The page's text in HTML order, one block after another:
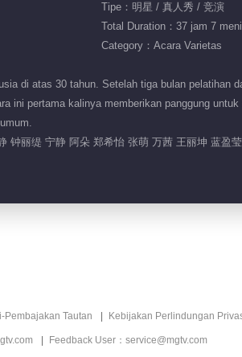
Tipe：明星 / 真人秀 / 竞演
Total Duration：37 jam 7
Category：Acara Varietas
di atas 30 tahun. Setelah tiga bulan pelatihan
ini pertama kalinya memberikan panggung
钟丽缇 宁静 阿朵 郑希怡 张萌 万茜 王丽坤 蓝盈
Pembajakan Tautan Kebijakan Perlindungan
Feedback User：service@mgtv.com